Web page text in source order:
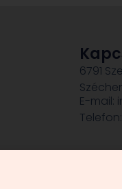
6791
E-mail: